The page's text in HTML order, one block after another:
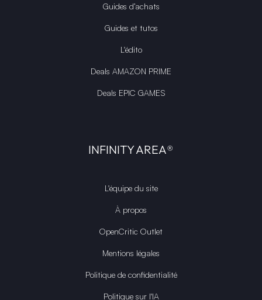
Guides d’achats
Guides et tutos
L'édito
Deals AMAZON PRIME
Deals EPIC GAMES
INFINITY AREA®
L'équipe du site
À propos
OpenCritic Outlet
Mentions légales
Politique de confidentialité
Politique sur l'IA